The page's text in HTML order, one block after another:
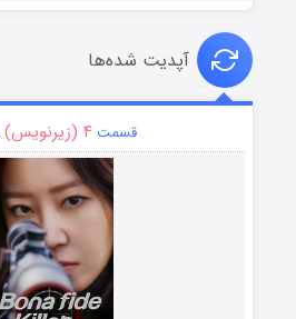
آپدیت شده‌ها
قسمت۴ (زیرنویس)